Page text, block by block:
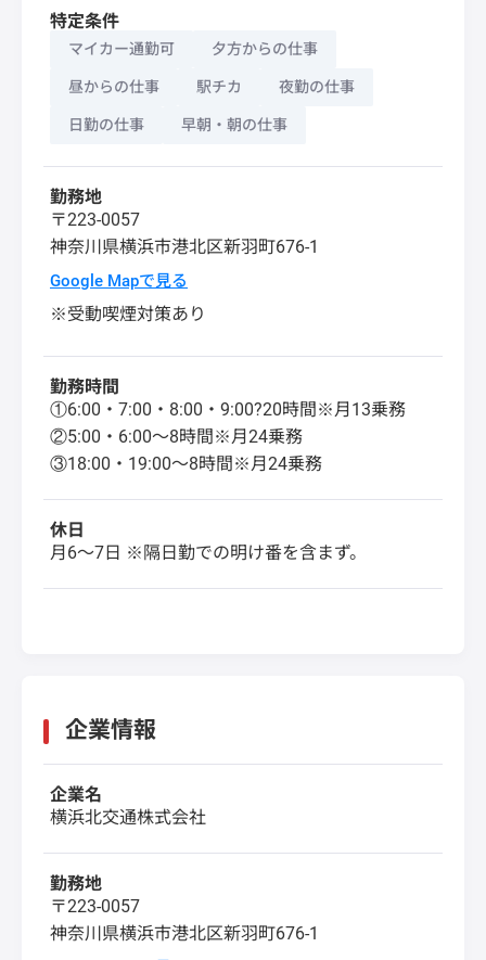
特定条件
マイカー通勤可 夕方からの仕事
昼からの仕事 駅チカ 夜勤の仕事
日勤の仕事 早朝・朝の仕事
勤務地
〒223-0057
神奈川県横浜市港北区新羽町676-1
Google Mapで見る
※受動喫煙対策あり
勤務時間
①6:00・7:00・8:00・9:00?20時間※月13乗務
②5:00・6:00～8時間※月24乗務
③18:00・19:00～8時間※月24乗務
休日
月6～7日 ※隔日勤での明け番を含まず。
企業情報
企業名
横浜北交通株式会社
勤務地
〒223-0057
神奈川県横浜市港北区新羽町676-1